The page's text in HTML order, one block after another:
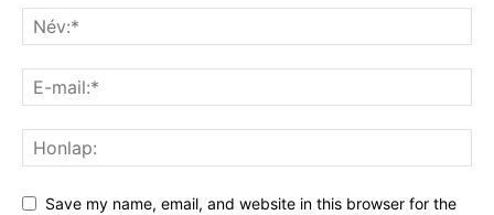
Save my name, email, and website in this browser for the